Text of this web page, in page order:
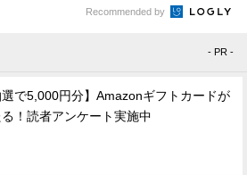
Recommended by
- PR -
選で5,000円分】Amazonギフトカードが
る！読者アンケート実施中